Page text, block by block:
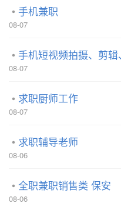
手机兼职
08-07
手机短视频拍摄、剪
08-07
求职厨师工作
08-07
求职辅导老师
08-06
全职兼职销售类 保安
08-06